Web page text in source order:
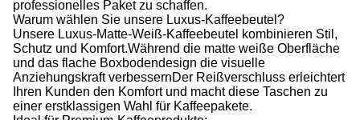
professionelles Paket zu schaffen.
Warum wählen Sie unsere Luxus-Kaffeebeutel?
Unsere Luxus-Matte-Weiß-Kaffeebeutel kombinieren Stil,
Schutz und Komfort.Während die matte weiße Oberfläche
und das flache Boxbodendesign die visuelle
Anziehungskraft verbessernDer Reißverschluss erleichtert
Ihren Kunden den Komfort und macht diese Taschen zu
einer erstklassigen Wahl für Kaffeepakete.